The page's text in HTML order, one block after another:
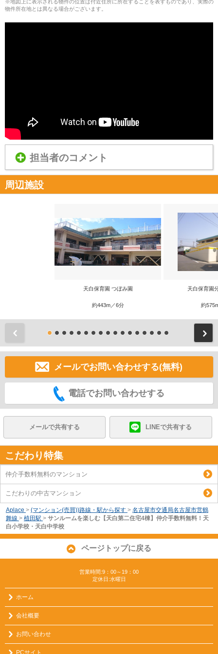
※地図上に表示される物件の位置は付近住所に所在することを表すものであり、実際の
物件所在地とは異なる場合がございます。
担当者のコメント
周辺施設
天白保育園 つぼみ園
約443m／6分
天白保育園
約
メールでお問い合わせする(無料)
電話でお問い合わせする
メールで共有する LINEで共有する
こだわり特集
仲介手数料無料のマンション
こだわりの中古マンション
Aplace > (マンション(売買))路線・駅から探す > 名古屋市交通局名古屋市営鶴
舞線 > 植田駅 > サンルームを楽しむ【天白第二住宅4棟】仲介手数料無料！天
白小学校・天白中学校
ページトップに戻る
営業時間:9：00～19：00
定休日:水曜日
ホーム
会社概要
お問い合わせ
PCサイト